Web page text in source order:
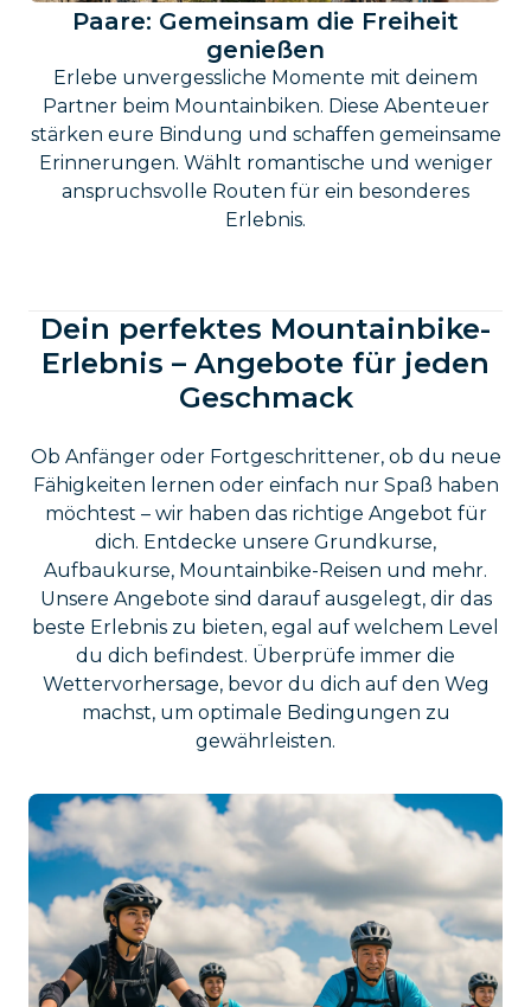
Paare: Gemeinsam die Freiheit
genießen
Erlebe unvergessliche Momente mit deinem
Partner beim Mountainbiken. Diese Abenteuer
stärken eure Bindung und schaffen gemeinsame
Erinnerungen. Wählt romantische und weniger
anspruchsvolle Routen für ein besonderes
Erlebnis.
Dein perfektes Mountainbike-
Erlebnis – Angebote für jeden
Geschmack
Ob Anfänger oder Fortgeschrittener, ob du neue
Fähigkeiten lernen oder einfach nur Spaß haben
möchtest – wir haben das richtige Angebot für
dich. Entdecke unsere Grundkurse,
Aufbaukurse, Mountainbike-Reisen und mehr.
Unsere Angebote sind darauf ausgelegt, dir das
beste Erlebnis zu bieten, egal auf welchem Level
du dich befindest. Überprüfe immer die
Wettervorhersage, bevor du dich auf den Weg
machst, um optimale Bedingungen zu
gewährleisten.